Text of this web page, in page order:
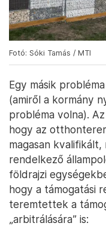
Fotó: Sóki Tamás / MTI
Egy másik
(amiről a kormány
probléma volna).
hogy az
magasan
rendelkező
földrajzi
hogy a támogatási
teremtettek a
„arbitrálására” is: